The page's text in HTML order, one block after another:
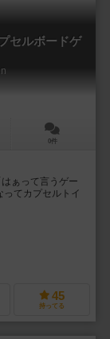
セルボードゲ
0件
ぁって言うゲー
ってカプセルトイ
45
持ってる